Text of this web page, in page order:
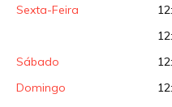
Sexta-Feira
Sábado
Domingo